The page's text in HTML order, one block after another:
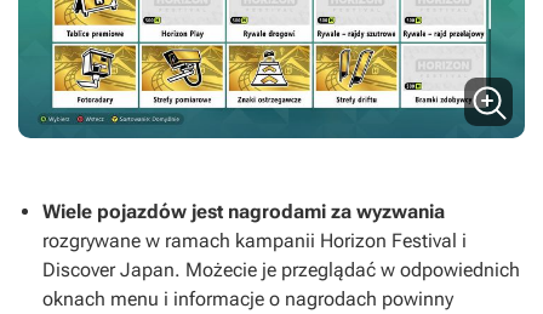
Wiele pojazdów jest nagrodami za wyzwania
rozgrywane w ramach kampanii Horizon Festival i
Discover Japan. Możecie je przeglądać w odpowiednich
oknach menu i informacje o nagrodach powinny